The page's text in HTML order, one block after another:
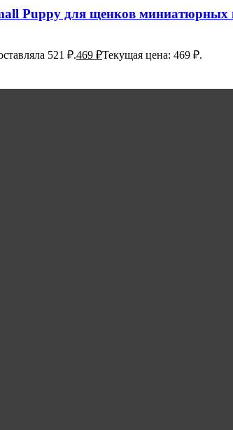
Puppy для щенков миниатюрных
521 ₽.469 ₽Текущая цена: 469 ₽.